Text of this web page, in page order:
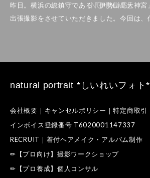
natural portrait *しいれいフォト*
会社概要｜キャンセルポリシー｜特定商取引
インボイス登録番号 T6020001147337
RECRUIT｜着付ヘアメイク・アルバム制作
✏【プロ向け】撮影ワークショップ
✏【プロ養成】個人コンサル